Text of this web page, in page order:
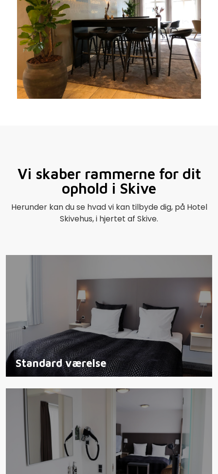
Vi skaber rammerne for dit
ophold i Skive
Herunder kan du se hvad vi kan tilbyde dig, på Hotel
Skivehus, i hjertet af Skive.
Standard værelse